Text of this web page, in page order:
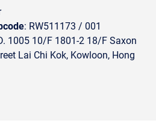
: RW511173 / 001
1005 10/F 1801-2 18/F Saxon
Lai Chi Kok, Kowloon, Hong